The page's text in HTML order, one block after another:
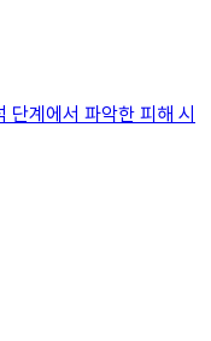
계에서 파악한 피해 시